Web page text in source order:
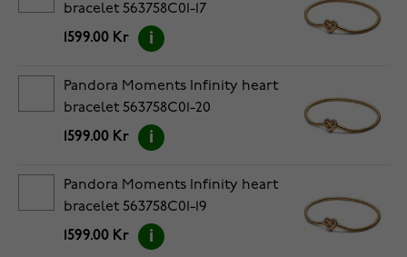
bracelet 563758C01-17
1599.00 Kr
Pandora Moments Infinity heart
bracelet 563758C01-20
1599.00 Kr
Pandora Moments Infinity heart
bracelet 563758C01-19
1599.00 Kr